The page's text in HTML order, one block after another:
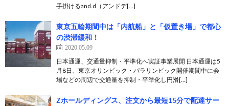
手掛けるand.d（アンドデ[…]
東京五輪期間中は「内航船」と「仮置き場」で都心
の渋滞緩和！
2020.05.09
日本通運、交通量抑制・平準化へ実証事業展開 日本通運は5
月8日、東京オリンピック・パラリンピック開催期間中に会
場などの周辺で交通量を抑制・平準化し円滑[…]
Zホールディングス、注文から最短15分で配達サー